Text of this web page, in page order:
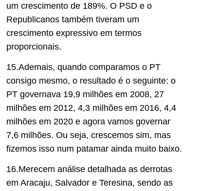
um crescimento de 189%. O PSD e o
Republicanos também tiveram um
crescimento expressivo em termos
proporcionais.
15.Ademais, quando comparamos o PT
consigo mesmo, o resultado é o seguinte: o
PT governava 19,9 milhões em 2008, 27
milhões em 2012, 4,3 milhões em 2016, 4,4
milhões em 2020 e agora vamos governar
7,6 milhões. Ou seja, crescemos sim, mas
fizemos isso num patamar ainda muito baixo.
16.Merecem análise detalhada as derrotas
em Aracaju, Salvador e Teresina, sendo as